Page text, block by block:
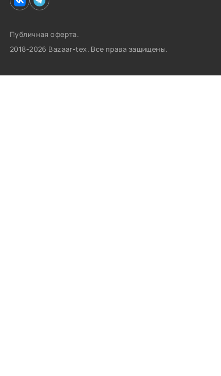
Публичная оферта.
2018-2026 Bazaar-tex. Все права защищены.